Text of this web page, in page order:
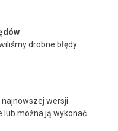
drobne błędy.
wersji.
można ją wykonać